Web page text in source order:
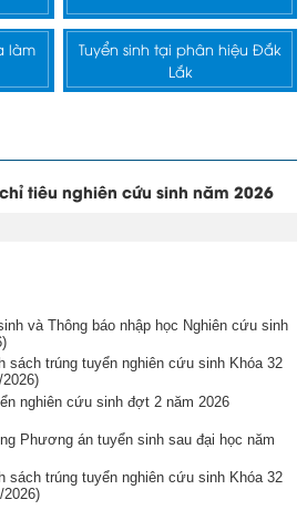
làm
Tuyển sinh tại phân hiệu Đắk
Lắk
tiêu nghiên cứu sinh năm 2026
và Thông báo nhập học Nghiên cứu sinh
sách trúng tuyển nghiên cứu sinh Khóa 32
nghiên cứu sinh đợt 2 năm 2026
Phương án tuyển sinh sau đại học năm
sách trúng tuyển nghiên cứu sinh Khóa 32
2026)